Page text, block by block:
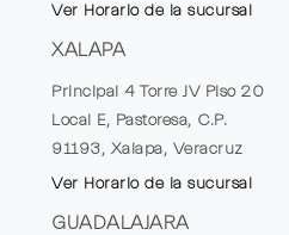
Ver Horario de la sucursal
XALAPA
Principal 4 Torre JV Piso 20
Local E, Pastoresa, C.P.
91193, Xalapa, Veracruz
Ver Horario de la sucursal
GUADALAJARA